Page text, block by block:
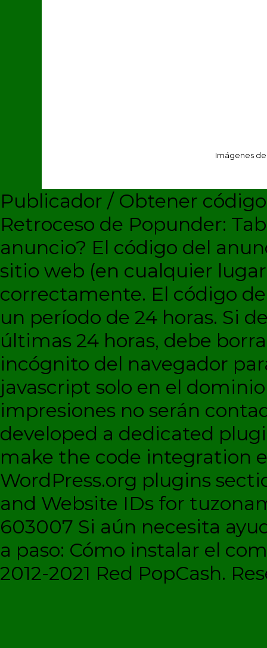
Imágenes
Publicador / Obtener
Retroceso de Popunder:
anuncio? El código del
sitio web (en cualquier
correctamente. El código
un período de 24 horas. Si
últimas 24 horas, debe
incógnito del navegador
javascript solo en el
impresiones no serán
developed a dedicated
make the code integration
WordPress.org plugins
and Website IDs for
603007 Si aún necesita
a paso: Cómo instalar el
2012-2021 Red PopCash.